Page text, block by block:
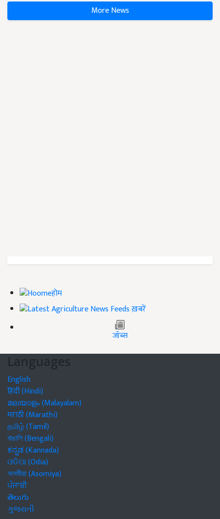
More News
होम
ख़बरें
जॉब्स
Languages
English
हिंदी (Hindi)
മലയാളം (Malayalam)
मराठी (Marathi)
தமிழ் (Tamil)
বাঙালি (Bengali)
ಕನ್ನಡ (Kannada)
ଓଡିଆ (Odia)
অসমীয়া (Asomiya)
ਪੰਜਾਬੀ
తెలుగు
ગુજરાતી